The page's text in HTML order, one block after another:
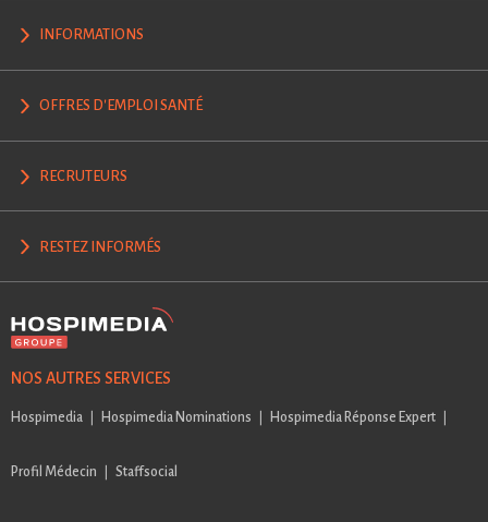
INFORMATIONS
OFFRES D'EMPLOI SANTÉ
RECRUTEURS
RESTEZ INFORMÉS
NOS AUTRES SERVICES
Hospimedia Hospimedia Nominations Hospimedia Réponse Expert
Profil Médecin Staffsocial